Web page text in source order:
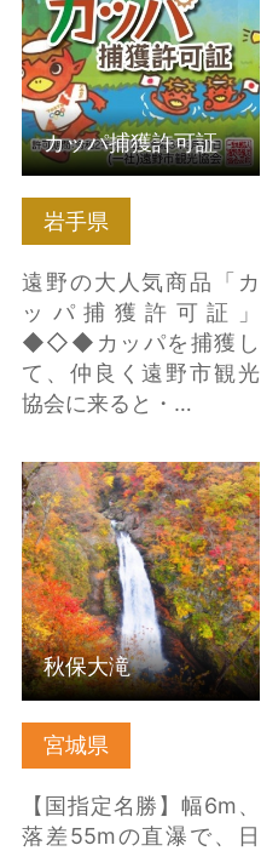
岩手県
遠野の大人気商品「カ
ッパ捕獲許可証」
◆◇◆カッパを捕獲し
て、仲良く遠野市観光
協会に来ると・…
カッパ捕獲許可証
宮城県
【国指定名勝】幅6m、
落差55mの直瀑で、日
秋保大滝 の詳細はこち
ら
秋保大滝